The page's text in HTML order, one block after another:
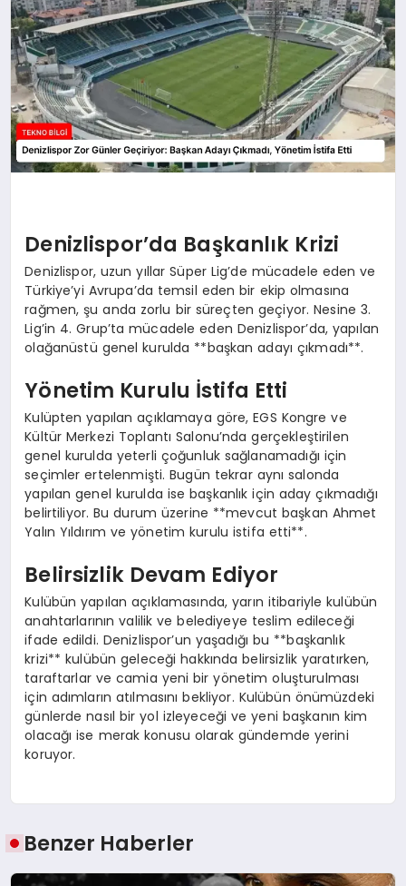
Denizlispor’da Başkanlık Krizi
Denizlispor, uzun yıllar Süper Lig’de mücadele eden ve
Türkiye’yi Avrupa’da temsil eden bir ekip olmasına
rağmen, şu anda zorlu bir süreçten geçiyor. Nesine 3.
Lig’in 4. Grup’ta mücadele eden Denizlispor’da, yapılan
olağanüstü genel kurulda **başkan adayı çıkmadı**.
Yönetim Kurulu İstifa Etti
Kulüpten yapılan açıklamaya göre, EGS Kongre ve
Kültür Merkezi Toplantı Salonu’nda gerçekleştirilen
genel kurulda yeterli çoğunluk sağlanamadığı için
seçimler ertelenmişti. Bugün tekrar aynı salonda
yapılan genel kurulda ise başkanlık için aday çıkmadığı
belirtiliyor. Bu durum üzerine **mevcut başkan Ahmet
Yalın Yıldırım ve yönetim kurulu istifa etti**.
Belirsizlik Devam Ediyor
Kulübün yapılan açıklamasında, yarın itibariyle kulübün
anahtarlarının valilik ve belediyeye teslim edileceği
ifade edildi. Denizlispor’un yaşadığı bu **başkanlık
krizi** kulübün geleceği hakkında belirsizlik yaratırken,
taraftarlar ve camia yeni bir yönetim oluşturulması
için adımların atılmasını bekliyor. Kulübün önümüzdeki
günlerde nasıl bir yol izleyeceği ve yeni başkanın kim
olacağı ise merak konusu olarak gündemde yerini
koruyor.
Benzer Haberler